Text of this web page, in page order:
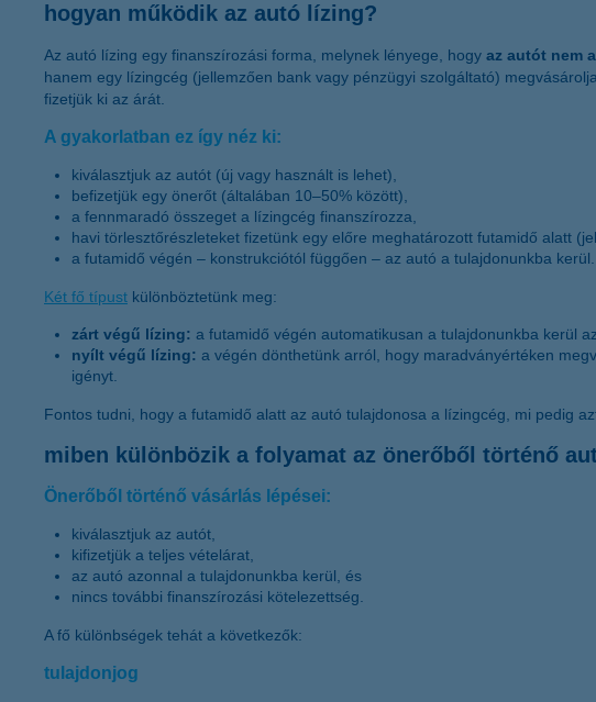
hogyan működik az autó lízing?
Az autó lízing egy finanszírozási forma, melynek lényege, hogy az autót nem
hanem egy lízingcég (jellemzően bank vagy pénzügyi szolgáltató)
fizetjük ki az árát.
A gyakorlatban ez így néz ki:
kiválasztjuk az autót (új vagy használt is lehet),
befizetjük egy önerőt (általában 10–50% között),
a fennmaradó összeget a lízingcég finanszírozza,
havi törlesztőrészleteket fizetünk egy előre meghatározott futamidő alatt
a futamidő végén – konstrukciótól függően – az autó a tulajdonunkba kerül.
Két fő típust különböztetünk meg:
zárt végű lízing: a futamidő végén automatikusan a tulajdonunkba kerül
nyílt végű lízing: a végén dönthetünk arról, hogy maradványértéken
igényt.
Fontos tudni, hogy a futamidő alatt az autó tulajdonosa a lízingcég, mi pedig
miben különbözik a folyamat az önerőből történő
Önerőből történő vásárlás lépései:
kiválasztjuk az autót,
kifizetjük a teljes vételárat,
az autó azonnal a tulajdonunkba kerül, és
nincs további finanszírozási kötelezettség.
A fő különbségek tehát a következők:
tulajdonjog